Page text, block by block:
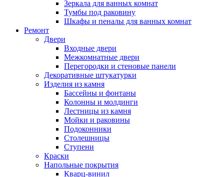
Зеркала для ванных комнат
Тумбы под раковину
Шкафы и пеналы для ванных комнат
Ремонт
Двери
Входные двери
Межкомнатные двери
Перегородки и стеновые панели
Декоративные штукатурки
Изделия из камня
Бассейны и фонтаны
Колонны и молдинги
Лестницы из камня
Мойки и раковины
Подоконники
Столешницы
Ступени
Краски
Напольные покрытия
Кварц-винил